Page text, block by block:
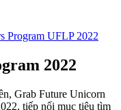
Program UFLP 2022
2022
Grab Future Unicorn
tiếp nối mục tiêu tìm